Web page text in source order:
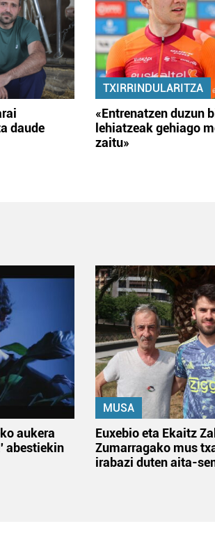
daude
TXIRRINDULARITZA
«Entrenatzen duzun
lehiatzeak gehiago
zaitu»
aukera
abestiekin
MUSA
Euxebio eta Ekaitz
Zumarragako mus
irabazi duten aita-